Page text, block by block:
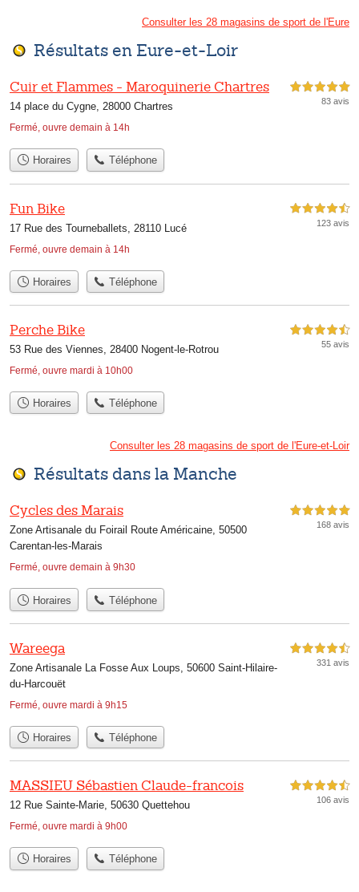
Consulter les 28 magasins de sport de l'Eure
Résultats en Eure-et-Loir
Cuir et Flammes - Maroquinerie Chartres
14 place du Cygne, 28000 Chartres
Fermé, ouvre demain à 14h
5,0 étoiles sur 5
83 avis
Horaires Téléphone
Fun Bike
17 Rue des Tourneballets, 28110 Lucé
Fermé, ouvre demain à 14h
4,5 étoiles sur 5
123 avis
Horaires Téléphone
Perche Bike
53 Rue des Viennes, 28400 Nogent-le-Rotrou
Fermé, ouvre mardi à 10h00
4,5 étoiles sur 5
55 avis
Horaires Téléphone
Consulter les 28 magasins de sport de l'Eure-et-Loir
Résultats dans la Manche
Cycles des Marais
Zone Artisanale du Foirail Route Américaine, 50500
Carentan-les-Marais
Fermé, ouvre demain à 9h30
5,0 étoiles sur 5
168 avis
Horaires Téléphone
Wareega
Zone Artisanale La Fosse Aux Loups, 50600 Saint-Hilaire-
du-Harcouët
Fermé, ouvre mardi à 9h15
4,5 étoiles sur 5
331 avis
Horaires Téléphone
MASSIEU Sébastien Claude-francois
12 Rue Sainte-Marie, 50630 Quettehou
Fermé, ouvre mardi à 9h00
4,5 étoiles sur 5
106 avis
Horaires Téléphone